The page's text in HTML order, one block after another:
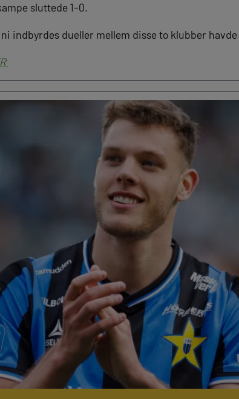
sluttede 1-0.
indbyrdes dueller mellem disse to klubber